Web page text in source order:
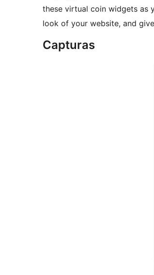
these virtual coin widgets as
look of your website, and
Capturas